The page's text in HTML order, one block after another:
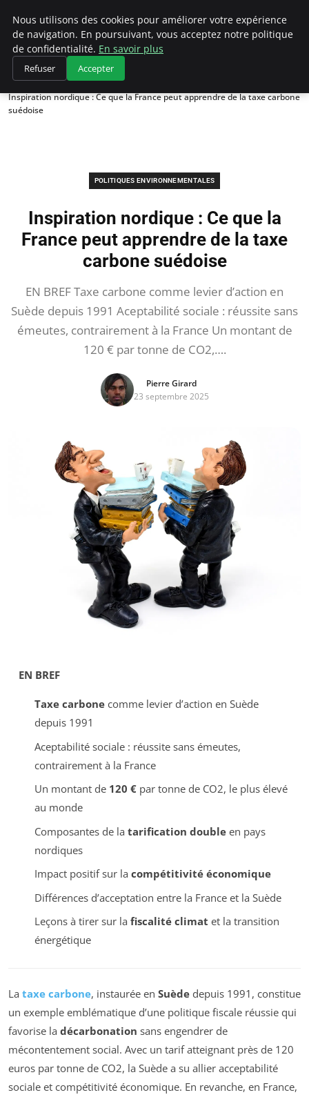
Climategatecountryclub.com
Accueil
Politiques environnementales
Inspiration nordique : Ce que la France peut apprendre de la taxe carbone
suédoise
POLITIQUES ENVIRONNEMENTALES
Inspiration nordique : Ce que la
France peut apprendre de la taxe
carbone suédoise
EN BREF Taxe carbone comme levier d’action en
Suède depuis 1991 Aceptabilité sociale : réussite sans
émeutes, contrairement à la France Un montant de
120 € par tonne de CO2,….
Pierre Girard
23 septembre 2025
EN BREF
Taxe carbonecomme levier d’action en Suède
depuis 1991
Aceptabilité sociale : réussite sans émeutes,
contrairement à la France
Un montant de 120 €par tonne de CO2, le plus élevé
au monde
Composantes de la tarification doubleen pays
nordiques
Impact positif sur la compétitivité économique
Différences d’acceptation entre la France et la Suède
Leçons à tirer sur la fiscalité climat et la transition
énergétique
La taxe carbone, instaurée en Suède depuis 1991, constitue
un exemple emblématique d’une politique fiscale réussie qui
favorise la décarbonation sans engendrer de
mécontentement social. Avec un tarif atteignant près de 120
euros par tonne de CO2, la Suède a su allier acceptabilité
sociale et compétitivité économique. En revanche, en France,
Nous utilisons des cookies pour améliorer votre expérience
de navigation. En poursuivant, vous acceptez notre politique
de confidentialité. En savoir plus
Refuser Accepter